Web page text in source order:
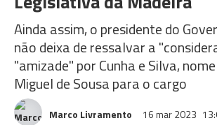
Ainda assim, o presidente do
não deixa de ressalvar a
"amizade" por Cunha e Silva,
Miguel de Sousa para o cargo
Marco Livramento 16 mar 2023